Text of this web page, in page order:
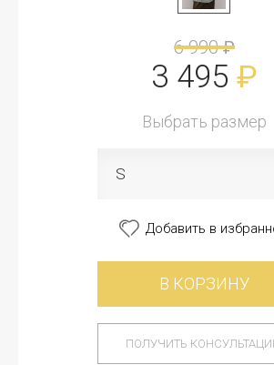
6 990 ₽
3 495 ₽
Выбрать размер
S
Добавить в
В КОРЗИНУ
ПОЛУЧИТЬ